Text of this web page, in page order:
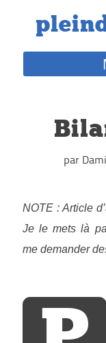
par
NOTE : Article
Je le mets là
me demander